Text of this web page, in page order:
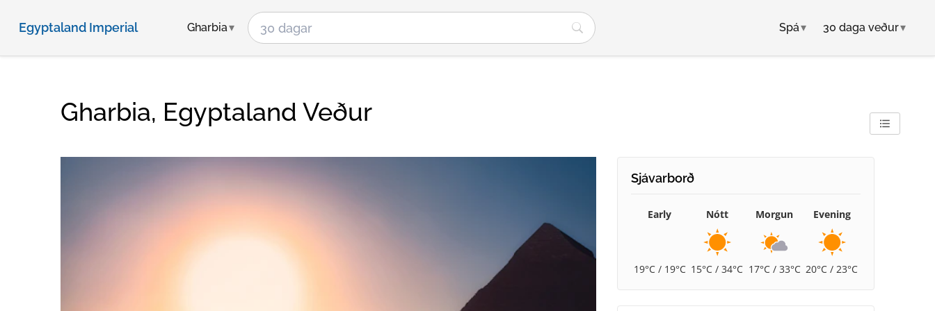
Egyptaland Imperial Gharbia Spá▾ 30 daga veður▾
Gharbia, Egyptaland Veður
Sjávarborð
Early
19°C / 19°C
Nótt
15°C / 34°C
Morgun
17°C / 33°C
Evening
20°C / 23°C